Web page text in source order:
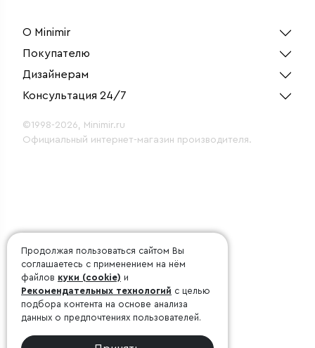
О Minimir
Покупателю
Дизайнерам
Консультация 24/7
©1998-2026, Minimir.ru
Официальный интернет-магазин производителя.
Продолжая пользоваться сайтом Вы
соглашаетесь с применением на нём
файлов куки (cookie) и
Рекомендательных технологий с целью
подбора контента на основе анализа
данных о предпочтениях пользователей.